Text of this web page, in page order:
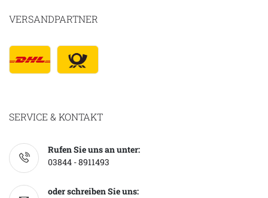
VERSANDPARTNER
SERVICE & KONTAKT
Rufen Sie uns an unter:
03844 - 8911493
oder schreiben Sie uns: